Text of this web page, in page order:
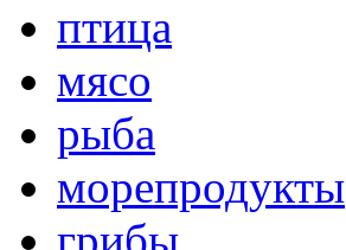
птица
мясо
рыба
морепродукты